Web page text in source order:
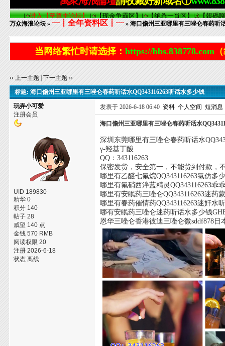
万众海浪论坛 »┈┋全年资料区┋┈» 海口儋州三亚哪里有三唑仑春药听
当网络繁忙时请选择： https://bbs.838778.com
‹‹ 上一主题 |下一主题 ››
标题: 海口儋州三亚哪里有三唑仑春药听话水QQ343116263听话水多少钱
玩弄小可爱
注册会员
UID 189830
精华 0
积分 140
帖子 28
威望 140 点
金钱 570 RMB
阅读权限 20
注册 2026-6-18
状态 离线
发表于 2026-6-18 06:40 资料 个人空间 短消息
海口儋州三亚哪里有三唑仑春药听话水
深圳东莞哪里有三唑仑春药听话水
γ-羟基丁酸
QQ：343116263
保密发货，安全第一，不能货到付款，
哪里有乙醚七氟烷QQ343116263氯仿多
哪里有氟硝西泮蓝精灵QQ343116263乖
哪里有安眠药三唑仑QQ343116263迷药
哪里有春药催情药QQ343116263迷奸水
哪有安眠药三唑仑迷药听话水多少钱
恩华三唑仑香港彼迪三唑仑微sddf878